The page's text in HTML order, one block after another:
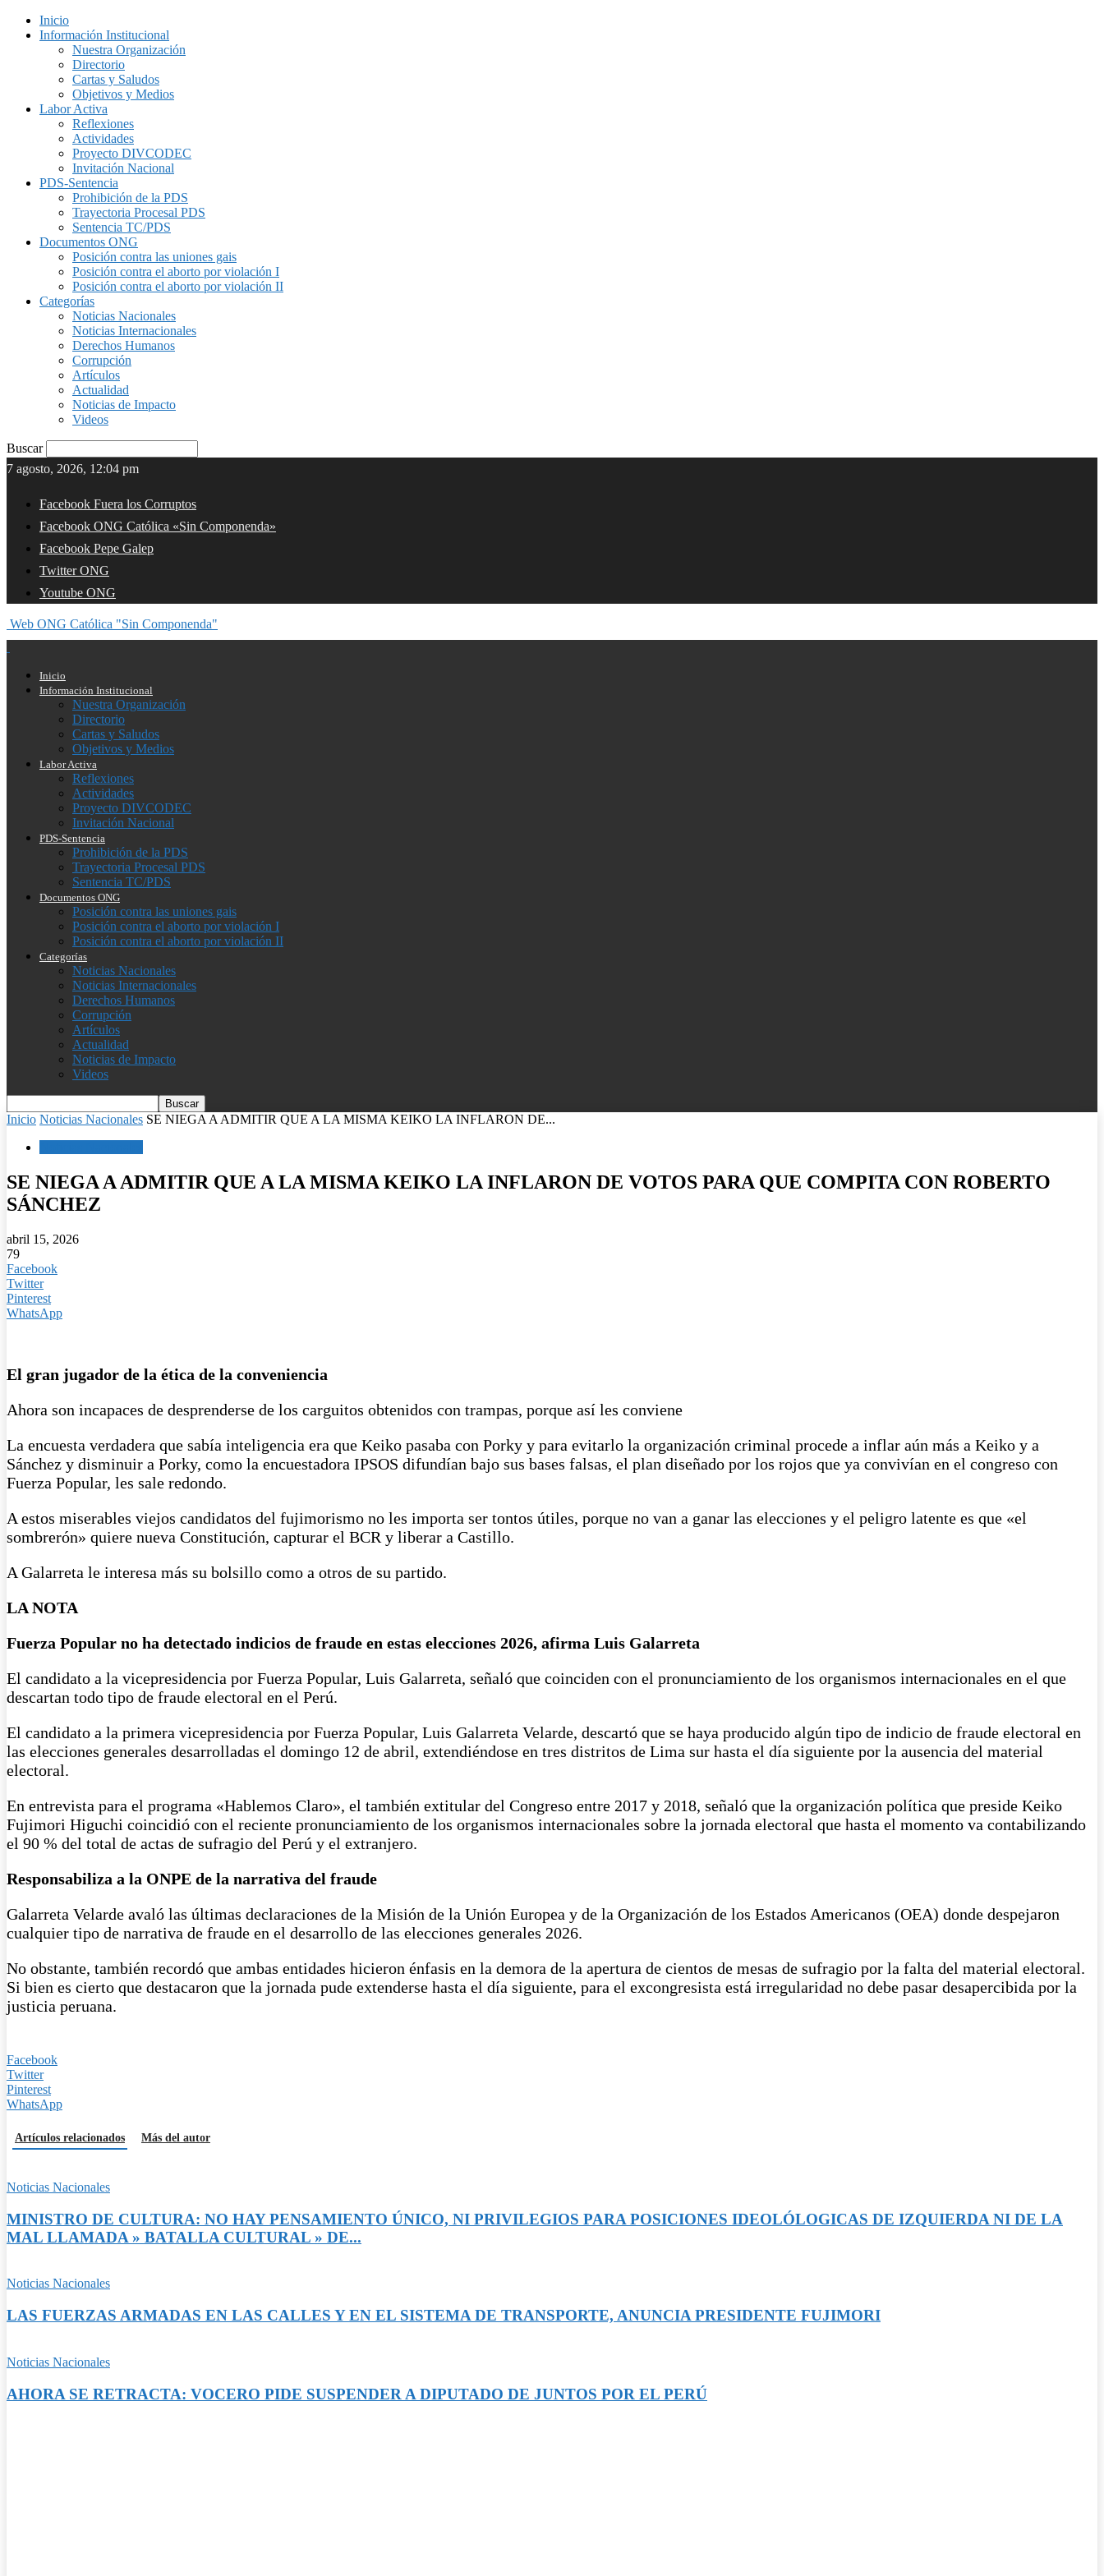
Inicio
Información Institucional
Nuestra Organización
Directorio
Cartas y Saludos
Objetivos y Medios
Labor Activa
Reflexiones
Actividades
Proyecto DIVCODEC
Invitación Nacional
PDS-Sentencia
Prohibición de la PDS
Trayectoria Procesal PDS
Sentencia TC/PDS
Documentos ONG
Posición contra las uniones gais
Posición contra el aborto por violación I
Posición contra el aborto por violación II
Categorías
Noticias Nacionales
Noticias Internacionales
Derechos Humanos
Corrupción
Artículos
Actualidad
Noticias de Impacto
Videos
Buscar
7 agosto, 2026, 12:04 pm
Facebook Fuera los Corruptos
Facebook ONG Católica «Sin Componenda»
Facebook Pepe Galep
Twitter ONG
Youtube ONG
Web ONG Católica "Sin Componenda"
Inicio
Información Institucional
Nuestra Organización
Directorio
Cartas y Saludos
Objetivos y Medios
Labor Activa
Reflexiones
Actividades
Proyecto DIVCODEC
Invitación Nacional
PDS-Sentencia
Prohibición de la PDS
Trayectoria Procesal PDS
Sentencia TC/PDS
Documentos ONG
Posición contra las uniones gais
Posición contra el aborto por violación I
Posición contra el aborto por violación II
Categorías
Noticias Nacionales
Noticias Internacionales
Derechos Humanos
Corrupción
Artículos
Actualidad
Noticias de Impacto
Videos
Inicio Noticias Nacionales SE NIEGA A ADMITIR QUE A LA MISMA KEIKO LA INFLARON DE...
SE NIEGA A ADMITIR QUE A LA MISMA KEIKO LA INFLARON DE VOTOS PARA QUE COMPITA CON ROBERTO
SÁNCHEZ
abril 15, 2026
79
Facebook
Twitter
Pinterest
WhatsApp
El gran jugador de la ética de la conveniencia
Ahora son incapaces de desprenderse de los carguitos obtenidos con trampas, porque así les conviene
La encuesta verdadera que sabía inteligencia era que Keiko pasaba con Porky y para evitarlo la organización criminal procede a inflar aún más a Keiko y a
Sánchez y disminuir a Porky, como la encuestadora IPSOS difundían bajo sus bases falsas, el plan diseñado por los rojos que ya convivían en el congreso con
Fuerza Popular, les sale redondo.
A estos miserables viejos candidatos del fujimorismo no les importa ser tontos útiles, porque no van a ganar las elecciones y el peligro latente es que «el
sombrerón» quiere nueva Constitución, capturar el BCR y liberar a Castillo.
A Galarreta le interesa más su bolsillo como a otros de su partido.
LA NOTA
Fuerza Popular no ha detectado indicios de fraude en estas elecciones 2026, afirma Luis Galarreta
El candidato a la vicepresidencia por Fuerza Popular, Luis Galarreta, señaló que coinciden con el pronunciamiento de los organismos internacionales en el que
descartan todo tipo de fraude electoral en el Perú.
El candidato a la primera vicepresidencia por Fuerza Popular, Luis Galarreta Velarde, descartó que se haya producido algún tipo de indicio de fraude electoral en
las elecciones generales desarrolladas el domingo 12 de abril, extendiéndose en tres distritos de Lima sur hasta el día siguiente por la ausencia del material
electoral.
En entrevista para el programa «Hablemos Claro», el también extitular del Congreso entre 2017 y 2018, señaló que la organización política que preside Keiko
Fujimori Higuchi coincidió con el reciente pronunciamiento de los organismos internacionales sobre la jornada electoral que hasta el momento va contabilizando
el 90 % del total de actas de sufragio del Perú y el extranjero.
Responsabiliza a la ONPE de la narrativa del fraude
Galarreta Velarde avaló las últimas declaraciones de la Misión de la Unión Europea y de la Organización de los Estados Americanos (OEA) donde despejaron
cualquier tipo de narrativa de fraude en el desarrollo de las elecciones generales 2026.
No obstante, también recordó que ambas entidades hicieron énfasis en la demora de la apertura de cientos de mesas de sufragio por la falta del material electoral.
Si bien es cierto que destacaron que la jornada pude extenderse hasta el día siguiente, para el excongresista está irregularidad no debe pasar desapercibida por la
justicia peruana.
Facebook
Twitter
Pinterest
WhatsApp
Artículos relacionados Más del autor
Noticias Nacionales
MINISTRO DE CULTURA: NO HAY PENSAMIENTO ÚNICO, NI PRIVILEGIOS PARA POSICIONES IDEOLÓLOGICAS DE IZQUIERDA NI DE LA
MAL LLAMADA » BATALLA CULTURAL » DE...
Noticias Nacionales
LAS FUERZAS ARMADAS EN LAS CALLES Y EN EL SISTEMA DE TRANSPORTE, ANUNCIA PRESIDENTE FUJIMORI
Noticias Nacionales
AHORA SE RETRACTA: VOCERO PIDE SUSPENDER A DIPUTADO DE JUNTOS POR EL PERÚ